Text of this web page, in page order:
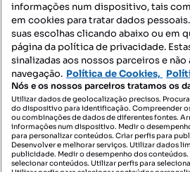
Mapa do Site
Contacte-nos
SIGA-NOS:
DESCARREGAR
informações num dispositivo, tais
em cookies para tratar dados
suas escolhas clicando abaixo ou em
página da política de privacidade.
sinalizadas aos nossos parceiros e
navegação. Política de Cookies,
Nós e os nossos parceiros tratamos os
Utilizar dados de geolocalização precisos.
do dispositivo para identificação. Compreender
ou combinações de dados de diferentes fontes.
informações num dispositivo. Medir o
para personalizar conteúdos. Criar perfis para
Desenvolver e melhorar serviços. Utilizar dados
publicidade. Medir o desempenho dos
selecionar conteúdos. Utilizar perfis para